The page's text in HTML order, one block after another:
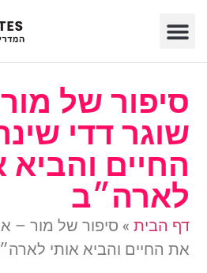
סיפור של
שוגר דדי
החיים והביא
לארה״ב
דף הבית » סיפור של מור –
את החיים והביא אותי